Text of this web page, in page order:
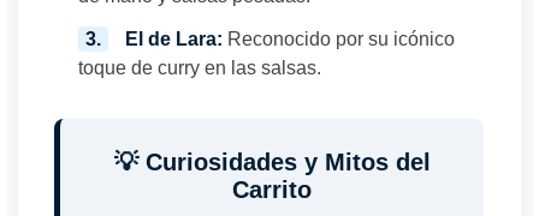
3. El de Lara: Reconocido por su icónico
toque de curry en las salsas.
💡 Curiosidades y Mitos del
Carrito